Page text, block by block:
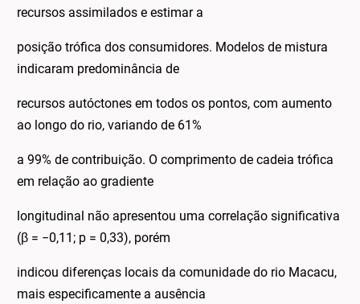
recursos assimilados e estimar a
posição trófica dos consumidores. Modelos de mistura
indicaram predominância de
recursos autóctones em todos os pontos, com aumento
ao longo do rio, variando de 61%
a 99% de contribuição. O comprimento de cadeia trófica
em relação ao gradiente
longitudinal não apresentou uma correlação significativa
(β = −0,11; p = 0,33), porém
indicou diferenças locais da comunidade do rio Macacu,
mais especificamente a ausência